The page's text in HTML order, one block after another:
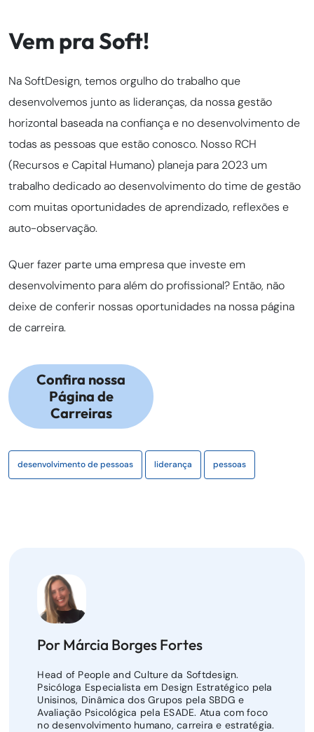
Vem pra Soft!
Na SoftDesign, temos orgulho do trabalho que
desenvolvemos junto as lideranças, da nossa gestão
horizontal baseada na confiança e no desenvolvimento de
todas as pessoas que estão conosco. Nosso RCH
(Recursos e Capital Humano) planeja para 2023 um
trabalho dedicado ao desenvolvimento do time de gestão
com muitas oportunidades de aprendizado, reflexões e
auto-observação.
Quer fazer parte uma empresa que investe em
desenvolvimento para além do profissional? Então, não
deixe de conferir nossas oportunidades na nossa página
de carreira.
Confira nossa
Página de
Carreiras
desenvolvimento de pessoas liderança pessoas
Por Márcia Borges Fortes
Head of People and Culture da Softdesign.
Psicóloga Especialista em Design Estratégico pela
Unisinos, Dinâmica dos Grupos pela SBDG e
Avaliação Psicológica pela ESADE. Atua com foco
no desenvolvimento humano, carreira e estratégia.